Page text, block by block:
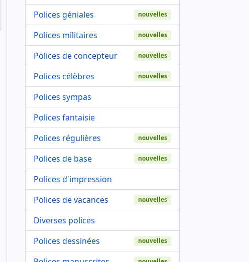
Polices géniales
nouvelles
Polices militaires nouvelles
Polices de concepteur nouvelles
Polices célèbres nouvelles
Polices sympas
Polices fantaisie
Polices régulières
nouvelles
Polices de base nouvelles
Polices d'impression
Polices de vacances
nouvelles
Diverses polices
Polices dessinées
nouvelles